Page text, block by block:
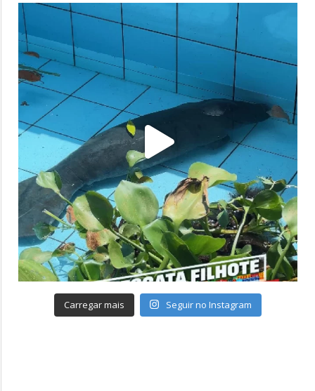
Carregar mais Seguir no Instagram